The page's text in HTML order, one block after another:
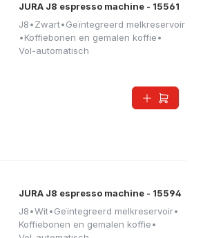
JURA J8 espresso machine - 15561
J8•Zwart•Geïntegreerd melkreservoir
•Koffiebonen en gemalen koffie•
Vol-automatisch
JURA J8 espresso machine - 15594
J8•Wit•Geïntegreerd melkreservoir•
Koffiebonen en gemalen koffie•